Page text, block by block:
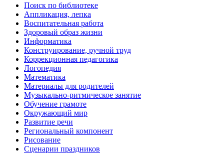
Поиск по библиотеке
Аппликация, лепка
Воспитательная работа
Здоровый образ жизни
Информатика
Конструирование, ручной труд
Коррекционная педагогика
Логопедия
Математика
Материалы для родителей
Музыкально-ритмическое занятие
Обучение грамоте
Окружающий мир
Развитие речи
Региональный компонент
Рисование
Сценарии праздников